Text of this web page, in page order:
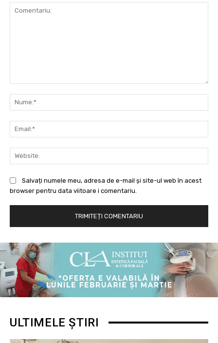
Salvați numele meu, adresa de e-mail și site-ul web în acest
browser pentru data viitoare i comentariu.
ULTIMELE ȘTIRI